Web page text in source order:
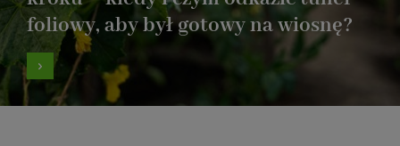
foliowy, aby był gotowy na wiosnę?